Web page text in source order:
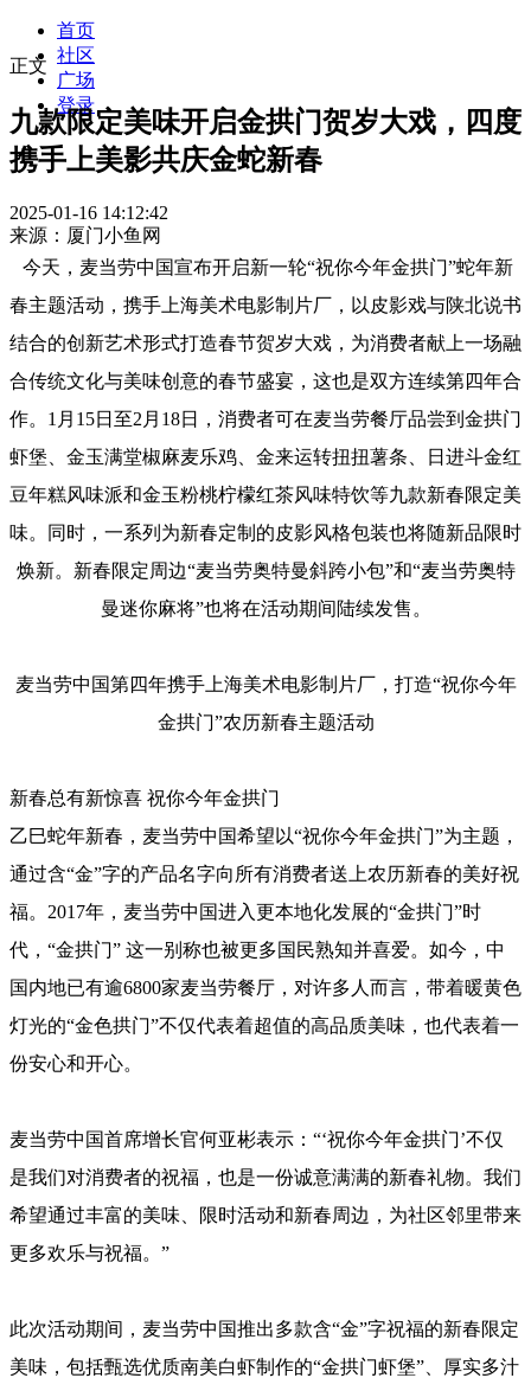
首页
社区
广场
登录
正文
九款限定美味开启金拱门贺岁大戏，四度
携手上美影共庆金蛇新春
2025-01-16 14:12:42
来源：厦门小鱼网
今天，麦当劳中国宣布开启新一轮“祝你今年金拱门”蛇年新
春主题活动，携手上海美术电影制片厂，以皮影戏与陕北说书
结合的创新艺术形式打造春节贺岁大戏，为消费者献上一场融
合传统文化与美味创意的春节盛宴，这也是双方连续第四年合
作。1月15日至2月18日，消费者可在麦当劳餐厅品尝到金拱门
虾堡、金玉满堂椒麻麦乐鸡、金来运转扭扭薯条、日进斗金红
豆年糕风味派和金玉粉桃柠檬红茶风味特饮等九款新春限定美
味。同时，一系列为新春定制的皮影风格包装也将随新品限时
焕新。新春限定周边“麦当劳奥特曼斜跨小包”和“麦当劳奥特
曼迷你麻将”也将在活动期间陆续发售。
麦当劳中国第四年携手上海美术电影制片厂，打造“祝你今年
金拱门”农历新春主题活动
新春总有新惊喜 祝你今年金拱门
乙巳蛇年新春，麦当劳中国希望以“祝你今年金拱门”为主题，
通过含“金”字的产品名字向所有消费者送上农历新春的美好祝
福。2017年，麦当劳中国进入更本地化发展的“金拱门”时
代，“金拱门” 这一别称也被更多国民熟知并喜爱。如今，中
国内地已有逾6800家麦当劳餐厅，对许多人而言，带着暖黄色
灯光的“金色拱门”不仅代表着超值的高品质美味，也代表着一
份安心和开心。
麦当劳中国首席增长官何亚彬表示：“‘祝你今年金拱门’不仅
是我们对消费者的祝福，也是一份诚意满满的新春礼物。我们
希望通过丰富的美味、限时活动和新春周边，为社区邻里带来
更多欢乐与祝福。”
此次活动期间，麦当劳中国推出多款含“金”字祝福的新春限定
美味，包括甄选优质南美白虾制作的“金拱门虾堡”、厚实多汁